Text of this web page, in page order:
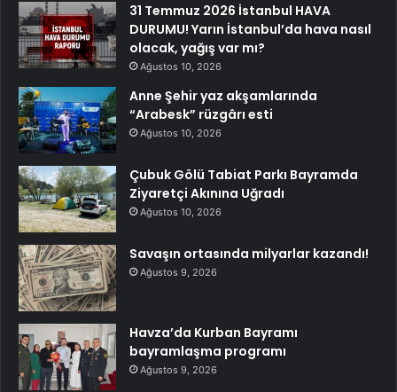
31 Temmuz 2026 İstanbul HAVA
DURUMU! Yarın İstanbul’da hava nasıl
olacak, yağış var mı?
Ağustos 10, 2026
Anne Şehir yaz akşamlarında
“Arabesk” rüzgârı esti
Ağustos 10, 2026
Çubuk Gölü Tabiat Parkı Bayramda
Ziyaretçi Akınına Uğradı
Ağustos 10, 2026
Savaşın ortasında milyarlar kazandı!
Ağustos 9, 2026
Havza’da Kurban Bayramı
bayramlaşma programı
Ağustos 9, 2026